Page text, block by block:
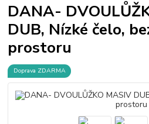
DANA-
DUB, Nízké čelo,
prostoru
Doprava ZDARMA